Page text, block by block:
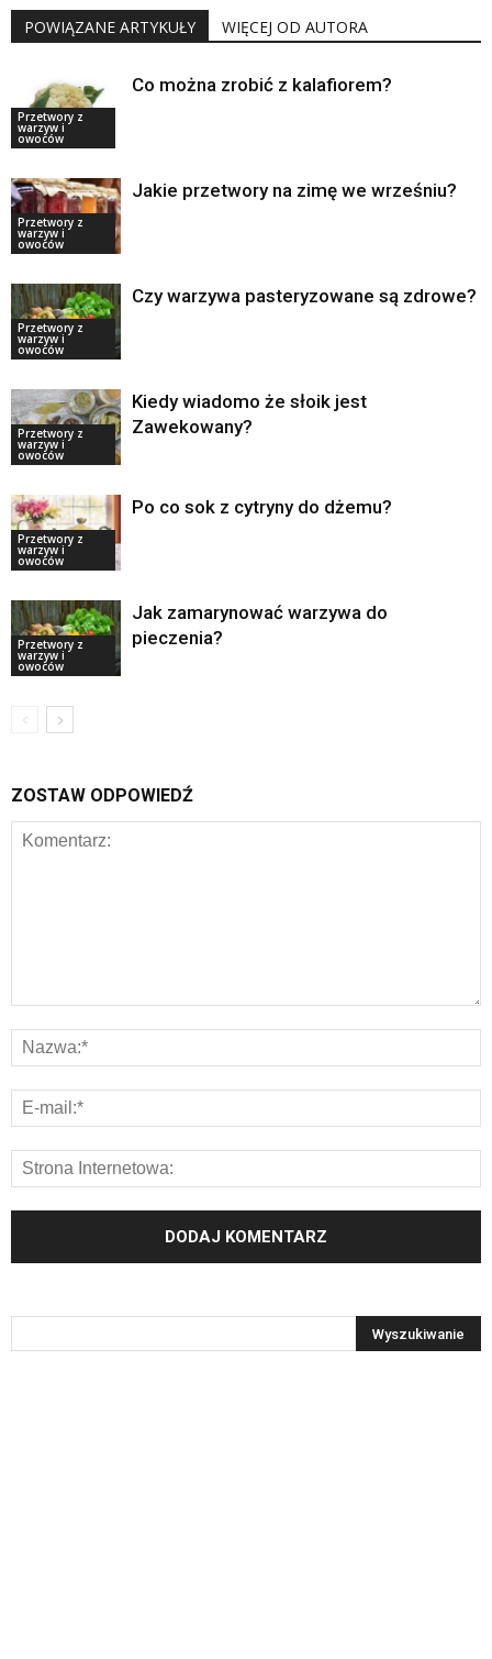
POWIĄZANE ARTYKUŁY WIĘCEJ OD AUTORA
Przetwory z
warzyw i
owoców
Co można zrobić z kalafiorem?
Przetwory z
warzyw i
owoców
Jakie przetwory na zimę we wrześniu?
Przetwory z
warzyw i
owoców
Czy warzywa pasteryzowane są zdrowe?
Przetwory z
warzyw i
owoców
Kiedy wiadomo że słoik jest
Zawekowany?
Przetwory z
warzyw i
owoców
Po co sok z cytryny do dżemu?
Przetwory z
warzyw i
owoców
Jak zamarynować warzywa do
pieczenia?
ZOSTAW ODPOWIEDŹ